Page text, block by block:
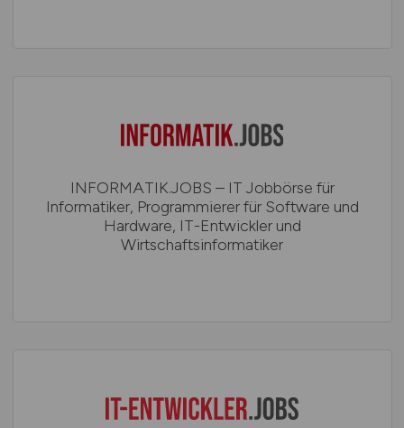
INFORMATIK.JOBS – IT Jobbörse für
Informatiker, Programmierer für Software und
Hardware, IT-Entwickler und
Wirtschaftsinformatiker